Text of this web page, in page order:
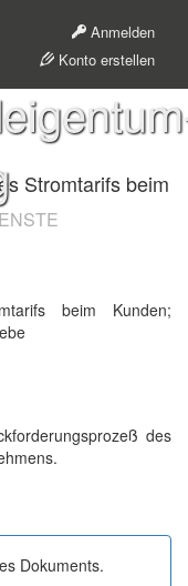
Anmelden
Konto erstellen
Stromtarifs beim
beim Kunden;
des
Dokuments.